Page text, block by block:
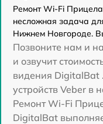
Ремонт Wi-Fi
несложная задача
Нижнем Новгороде.
Позвоните нам и
и озвучит
видения DigitalBat
устройств Veber в
Ремонт Wi-Fi
DigitalBat